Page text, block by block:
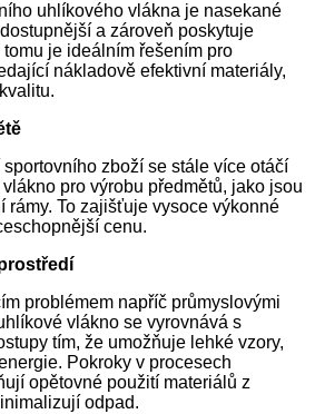
uhlíkového vlákna je nasekané
a zároveň poskytuje
je ideálním řešením pro
nákladově efektivní materiály,
zboží se stále více otáčí
pro výrobu předmětů, jako jsou
rámy. To zajišťuje vysoce výkonné
cenu.
problémem napříč průmyslovými
vlákno se vyrovnává s
tím, že umožňuje lehké vzory,
Pokroky v procesech
opětovné použití materiálů z
odpad.